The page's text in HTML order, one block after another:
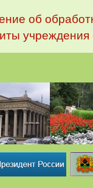
об
учреждения